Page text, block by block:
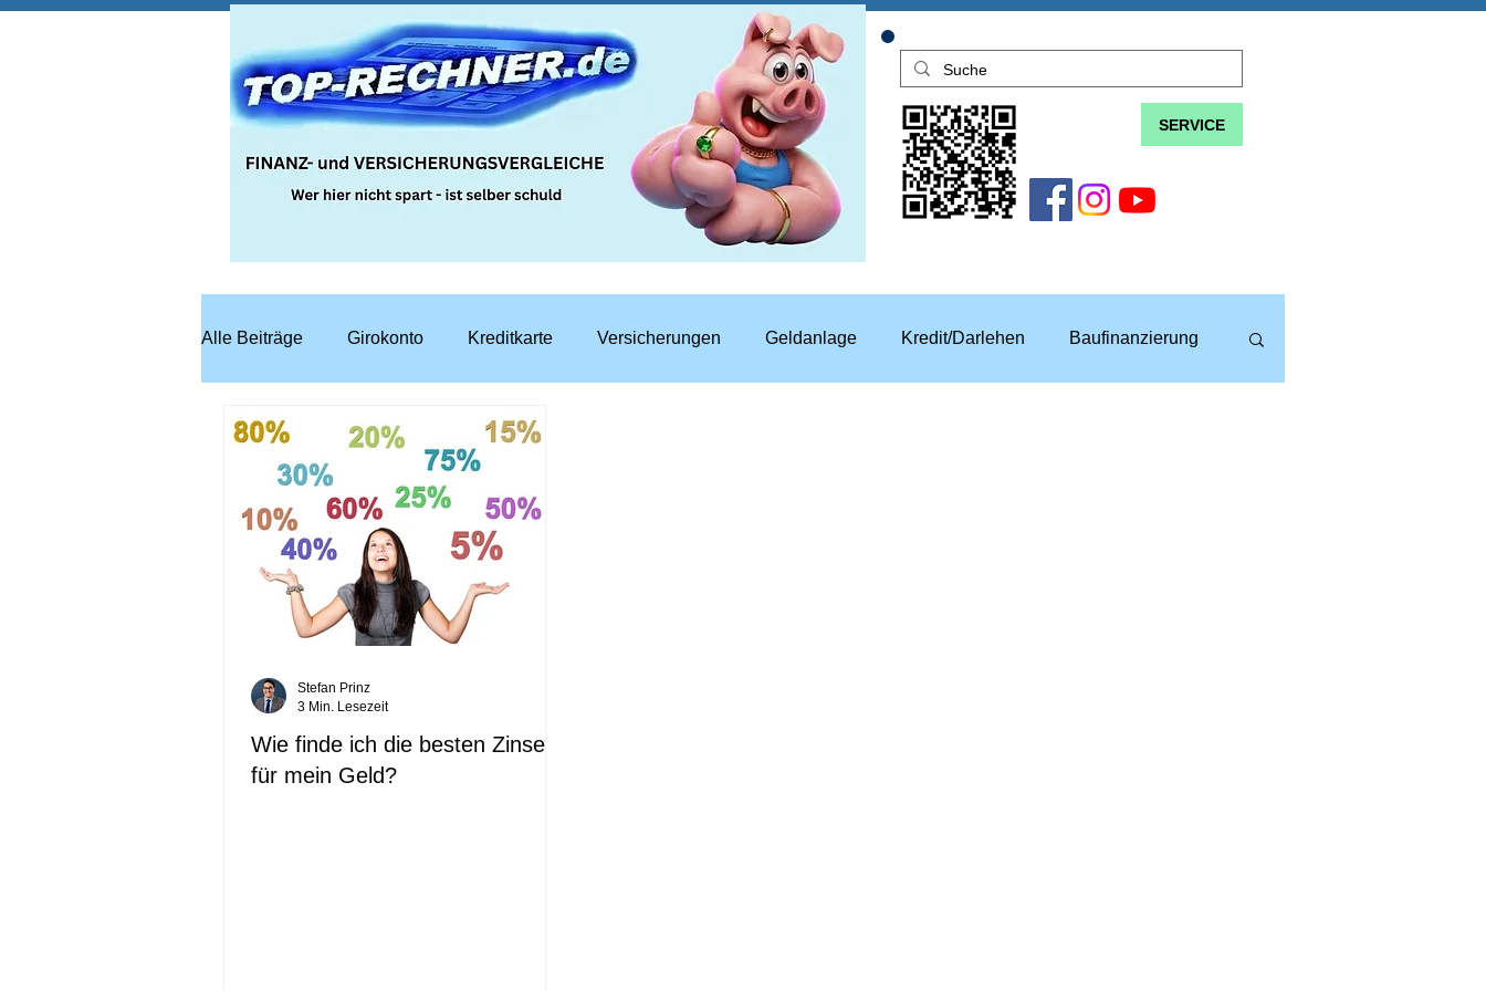
SERVICE
Alle Beiträge Girokonto Kreditkarte Versicherungen Geldanlage Kredit/Darlehen Baufinanzierung
Steuern Recht Bausparen
Wie finde ich die besten Zinsen
für mein Geld?
Stefan Prinz
3 Min. Lesezeit